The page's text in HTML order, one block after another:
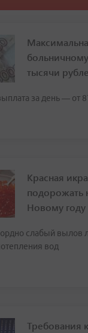
тысячи
за день — от
Красная
подорожать
Новому году
слабый вылов
вод
Требования